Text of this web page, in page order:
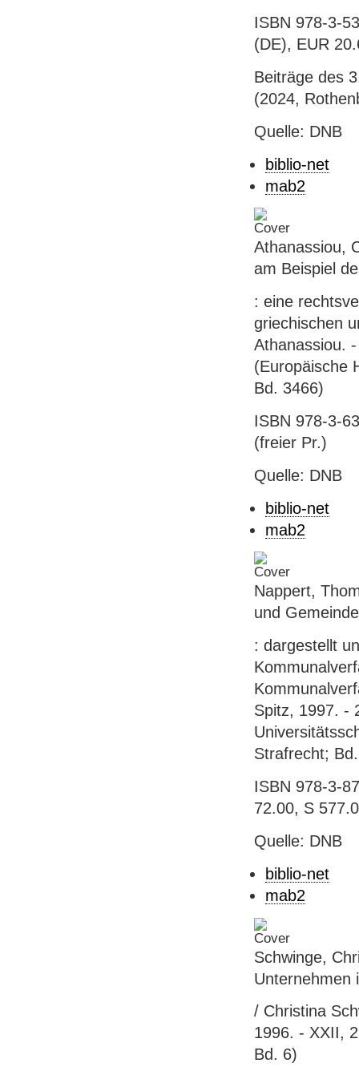
ISBN 978-3-
(DE), EUR
Beiträge des
(2024,
Quelle: DNB
biblio-net
mab2
Athanassiou,
am Beispiel
: eine
griechischen
Athanassiou.
(Europäische
Bd. 3466)
ISBN 978-3-
(freier Pr.)
Quelle: DNB
biblio-net
mab2
Nappert,
und
: dargestellt
Spitz, 1997. -
Strafrecht;
ISBN 978-3-
72.00, S
Quelle: DNB
biblio-net
mab2
Schwinge,
Unternehmen
/ Christina
1996. - XXII,
Bd. 6)